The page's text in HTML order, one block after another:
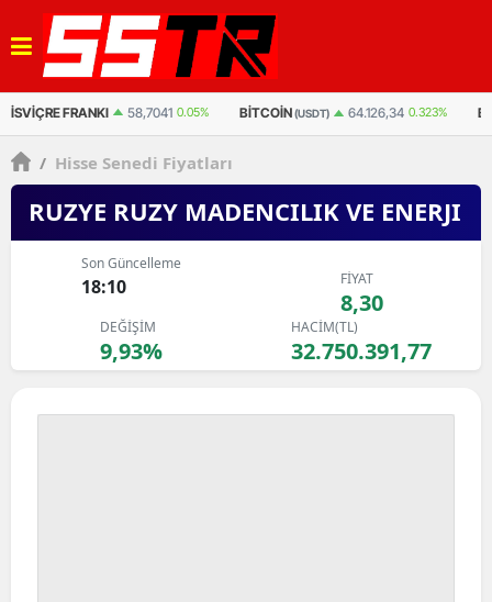
BITCOIN(USDT) 64.126,34 0.323% BITCOIN(TL) 3.042.123 0.495%
/ Hisse Senedi Fiyatları
RUZYE RUZY MADENCILIK VE ENERJI
Son Güncelleme
18:10 FİYAT
8,30
DEĞİŞİM
9,93%
HACİM(TL)
32.750.391,77